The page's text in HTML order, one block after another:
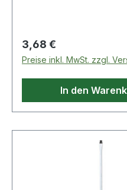
Regulärer Preis:
3,68 €
Preise inkl. MwSt. zzgl.
In den